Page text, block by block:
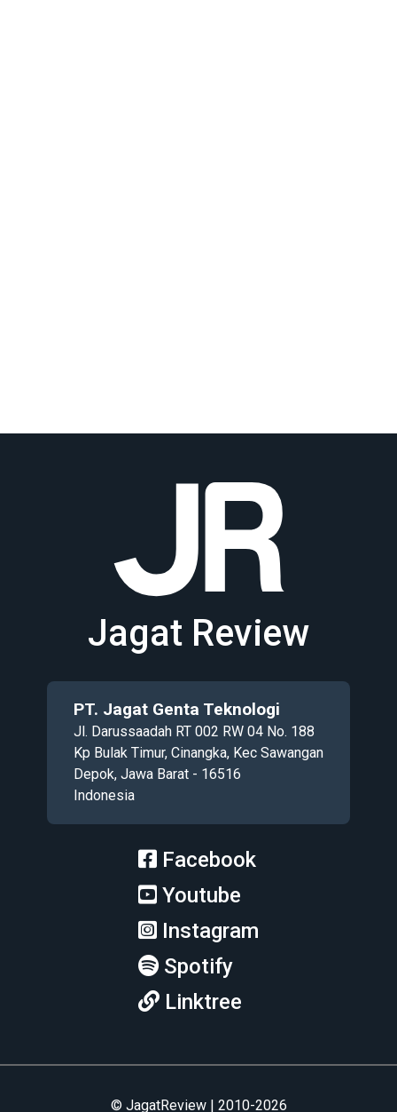
Jagat Review
PT. Jagat Genta Teknologi
Jl. Darussaadah RT 002 RW 04 No. 188
Kp Bulak Timur, Cinangka, Kec Sawangan
Depok, Jawa Barat - 16516
Indonesia
Facebook
Youtube
Instagram
Spotify
Linktree
© JagatReview | 2010-2026